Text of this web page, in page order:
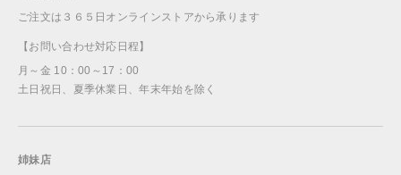
ご注文は３６５日オンラインストアから承ります
【お問い合わせ対応日程】
月～金 10：00～17：00
土日祝日、夏季休業日、年末年始を除く
姉妹店